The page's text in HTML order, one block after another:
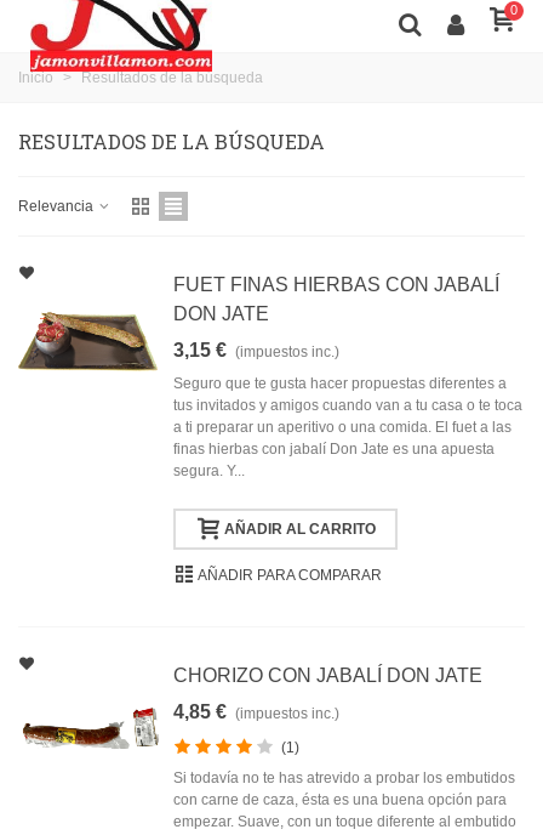
0
Inicio > Resultados de la búsqueda
RESULTADOS DE LA BÚSQUEDA
Relevancia
FUET FINAS HIERBAS CON JABALÍ
DON JATE
3,15 € (impuestos inc.)
Seguro que te gusta hacer propuestas diferentes a
tus invitados y amigos cuando van a tu casa o te toca
a ti preparar un aperitivo o una comida. El fuet a las
finas hierbas con jabalí Don Jate es una apuesta
segura. Y...
AÑADIR AL CARRITO
AÑADIR PARA COMPARAR
CHORIZO CON JABALÍ DON JATE
4,85 € (impuestos inc.)
(1)
Si todavía no te has atrevido a probar los embutidos
con carne de caza, ésta es una buena opción para
empezar. Suave, con un toque diferente al embutido